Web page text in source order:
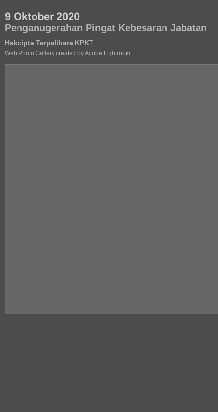
Penganugerahan Pingat Kebesaran Jabatan
Hakcipta Terpelihara KPKT
Web Photo Gallery created by Adobe Lightroom.